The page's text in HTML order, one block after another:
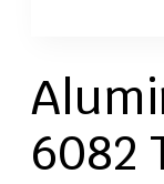
6082